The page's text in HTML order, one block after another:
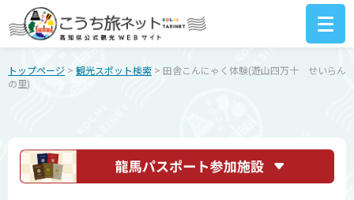
トップページ > 観光スポット検索 > 田舎こんにゃく体験(遊山四万十 せいらん
の里)